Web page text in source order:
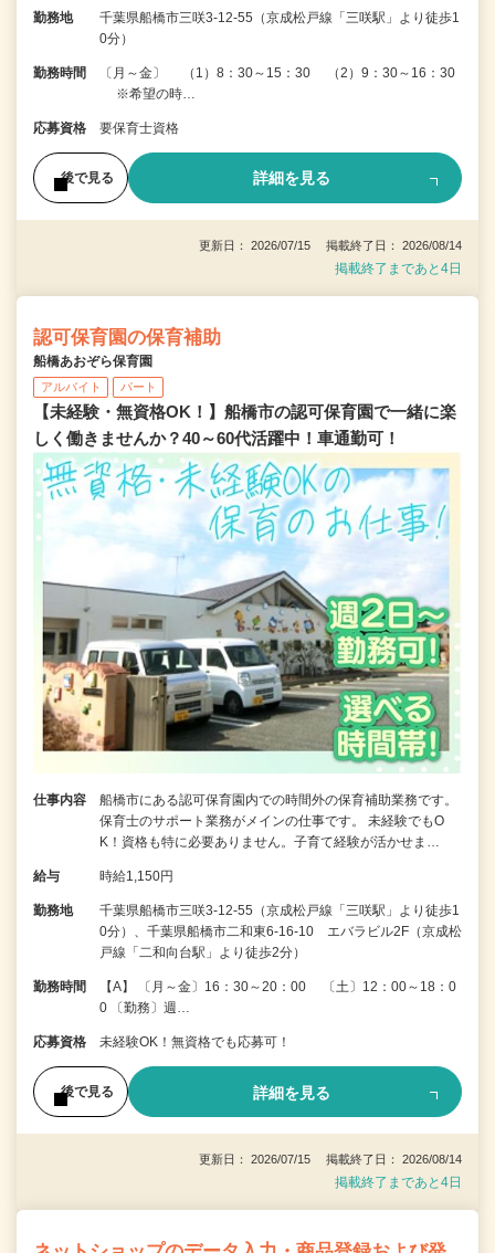
勤務地
千葉県船橋市三咲3-12-55（京成松戸線「三咲駅」より徒歩1
0分）
勤務時間
〔月～金〕 （1）8：30～15：30 （2）9：30～16：30
※希望の時…
応募資格 要保育士資格
後で見る 詳細を見る
更新日： 2026/07/15 掲載終了日： 2026/08/14
掲載終了まであと4日
認可保育園の保育補助
船橋あおぞら保育園
アルバイト パート
【未経験・無資格OK！】船橋市の認可保育園で一緒に楽
しく働きませんか？40～60代活躍中！車通勤可！
仕事内容
船橋市にある認可保育園内での時間外の保育補助業務です。
保育士のサポート業務がメインの仕事です。 未経験でもO
K！資格も特に必要ありません。子育て経験が活かせま…
給与 時給1,150円
勤務地
千葉県船橋市三咲3-12-55（京成松戸線「三咲駅」より徒歩1
0分）、千葉県船橋市二和東6-16-10 エバラビル2F（京成松
戸線「二和向台駅」より徒歩2分）
勤務時間
【A】 〔月～金〕16：30～20：00 〔土〕12：00～18：0
0 〔勤務〕週…
応募資格 未経験OK！無資格でも応募可！
後で見る 詳細を見る
更新日： 2026/07/15 掲載終了日： 2026/08/14
掲載終了まであと4日